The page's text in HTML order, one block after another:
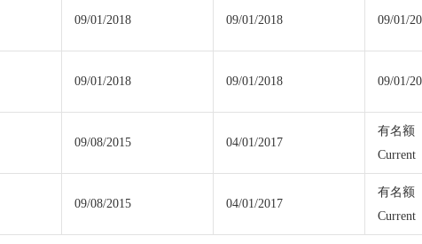
09/01/2018 09/01/2018 09/01/
09/01/2018 09/01/2018 09/01/
09/08/2015 04/01/2017
有名额
Current
09/08/2015 04/01/2017
有名额
Current